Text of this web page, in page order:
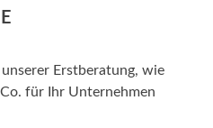
Erstberatung, wie
für Ihr Unternehmen